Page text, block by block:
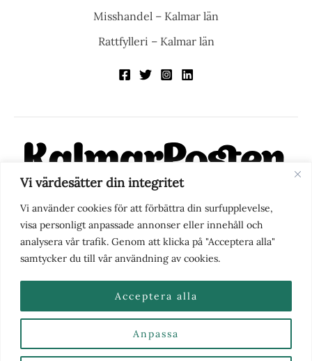
Vi värdesätter din integritet
Vi använder cookies för att förbättra din surfupplevelse,
visa personligt anpassade annonser eller innehåll och
analysera vår trafik. Genom att klicka på "Acceptera alla"
samtycker du till vår användning av cookies.
Anpassa
Acceptera alla
Misshandel – Kalmar län
Rattfylleri – Kalmar län
KalmarPosten är en modern lokalnyhetstidning på nätet. Med
fokus på Kalmarregionen, men också med blick för det större
perspektivet, vill vi vara din självklara kanal för nyheter,
berättelser och engagemang. KalmarPosten grundades 1988 och
fick nya ägare 2025.
Nyhetstips eller frågor?Kontakta oss
2026 | Kalmarposten.se |Se alla Kategorier & Ämnen